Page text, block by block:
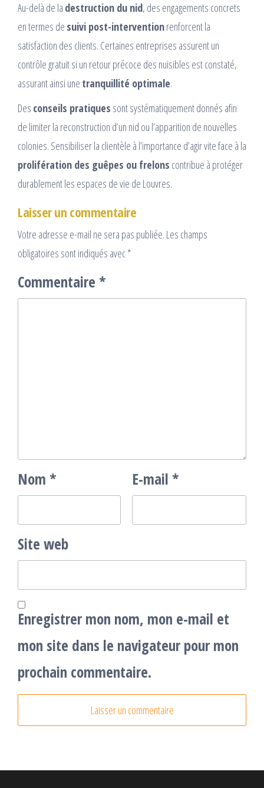
Au-delà de la destruction du nid, des engagements concrets
en termes de suivi post-interventionrenforcent la
satisfaction des clients. Certaines entreprises assurent un
contrôle gratuit si un retour précoce des nuisibles est constaté,
assurant ainsi une tranquillité optimale.
Des conseils pratiques sont systématiquement donnés afin
de limiter la reconstruction d’un nid ou l’apparition de nouvelles
colonies. Sensibiliser la clientèle à l’importance d’agir vite face à la
prolifération des guêpes ou frelons contribue à protéger
durablement les espaces de vie de Louvres.
Laisser un commentaire
Votre adresse e-mail ne sera pas publiée. Les champs
obligatoires sont indiqués avec*
Commentaire *
Nom * E-mail *
Site web
Enregistrer mon nom, mon e-mail et
mon site dans le navigateur pour mon
prochain commentaire.